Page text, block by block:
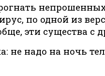
по одной из
эти существа с
надо на ночь